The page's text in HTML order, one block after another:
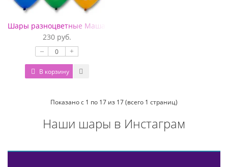
Шары разноцветные Маша и Медведь
230 руб.
– +
В корзину
Показано с 1 по 17 из 17 (всего 1 страниц)
Наши шары в Инстаграм